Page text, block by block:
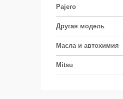
Pajero
Другая модель
Масла и автохимия
Mitsu